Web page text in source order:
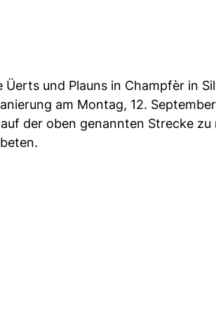
und Plauns in Champfèr in
am Montag, 12.
der oben genannten Strecke zu